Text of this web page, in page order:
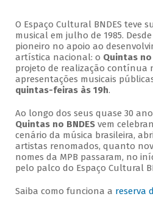
O Espaço Cultural BNDES teve
musical em julho de 1985.
pioneiro no apoio ao
artística nacional: o Quintas no
projeto de realização contínua
apresentações musicais
quintas-feiras às 19h.
Ao longo dos seus quase 30
Quintas no BNDESvem
cenário da música brasileira,
artistas renomados, quanto
nomes da MPB passaram, no
pelo palco do Espaço Cultural
Saiba como funciona a reserva